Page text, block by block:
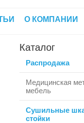
О КОМПАНИИ
Каталог
Распродажа
Медицинская
мебель
Сушильные
стойки